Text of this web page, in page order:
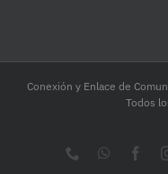
Conexión y Enlace de
Todos
Phone